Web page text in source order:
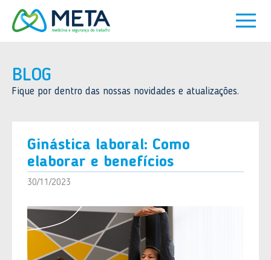
BLOG
Fique por dentro das nossas novidades e atualizações.
Ginástica laboral: Como
elaborar e benefícios
30/11/2023